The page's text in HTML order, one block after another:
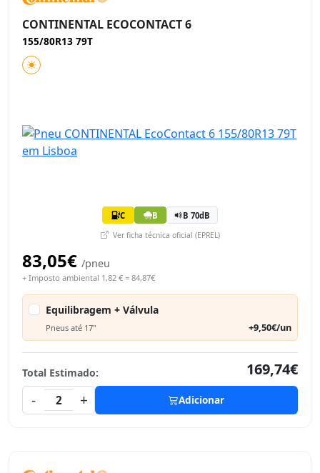
CONTINENTAL ECOCONTACT 6
155/80R13 79T
C B B 70dB
Ver ficha técnica oficial (EPREL)
83,05€ /pneu
+ Imposto ambiental 1,82 € = 84,87€
Equilibragem + Válvula
Pneus até 17" +9,50€/un
Total Estimado:
169,74€
-
2 + Adicionar